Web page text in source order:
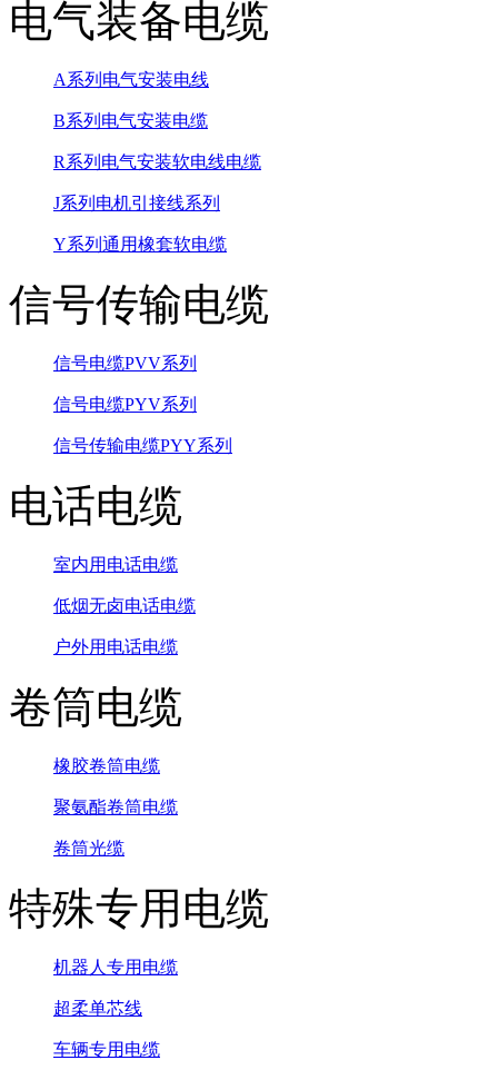
电气装备电缆
A系列电气安装电线
B系列电气安装电缆
R系列电气安装软电线电缆
J系列电机引接线系列
Y系列通用橡套软电缆
信号传输电缆
信号电缆PVV系列
信号电缆PYV系列
信号传输电缆PYY系列
电话电缆
室内用电话电缆
低烟无卤电话电缆
户外用电话电缆
卷筒电缆
橡胶卷筒电缆
聚氨酯卷筒电缆
卷筒光缆
特殊专用电缆
机器人专用电缆
超柔单芯线
车辆专用电缆